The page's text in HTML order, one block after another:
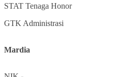
STAT Tenaga Honor
GTK Administrasi
Mardia